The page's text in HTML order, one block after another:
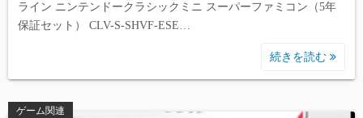
ライン ニンテンドークラシックミニ スーパーファミコン（5年
保証セット） CLV-S-SHVF-ESE…
続きを読む
ゲーム関連